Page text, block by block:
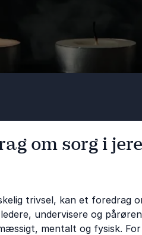
om sorg i
trivsel, kan et foredrag
undervisere og
mentalt og fysisk.